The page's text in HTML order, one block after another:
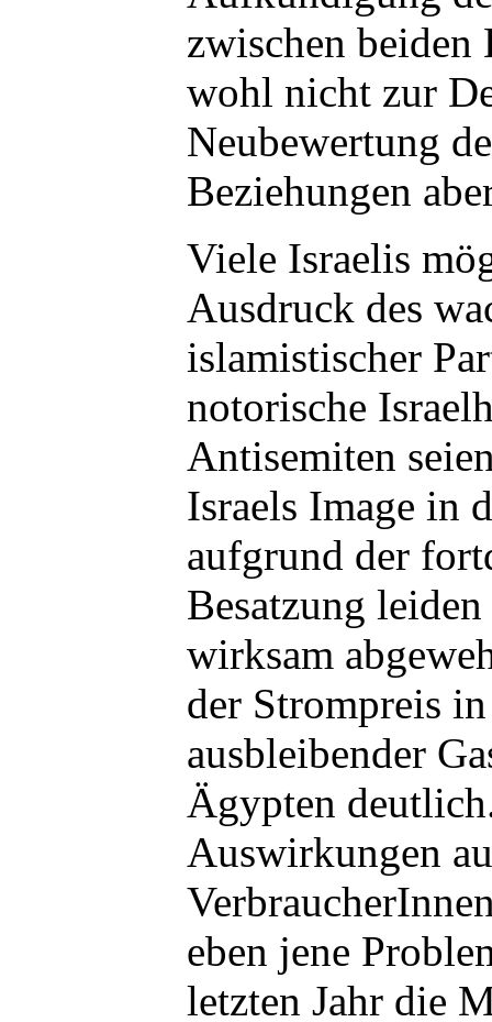
zwischen beiden
wohl nicht zur
Neubewertung
Beziehungen
Viele Israelis
Ausdruck des
islamistischer
notorische
Antisemiten
Israels Image in
aufgrund der
Besatzung
wirksam
der Strompreis
ausbleibender
Ägypten
Auswirkungen
eben jene
letzten Jahr die